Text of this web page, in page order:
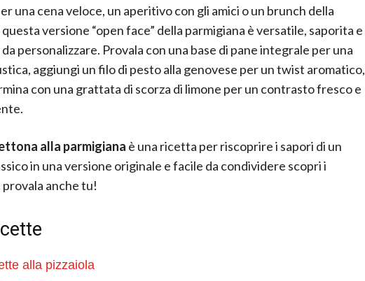
una cena veloce, un aperitivo con gli amici o un brunch della
versione “open face” della parmigiana è versatile, saporita e
personalizzare. Provala con una base di pane integrale per una
aggiungi un filo di pesto alla genovese per un twist aromatico,
con una grattata di scorza di limone per un contrasto fresco e
alla parmigiana è una ricetta per riscoprire i sapori di un
in una versione originale e facile da condividere scopri i
provala anche tu!
alla pizzaiola